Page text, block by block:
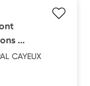
...
CAYEUX